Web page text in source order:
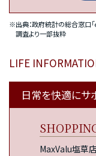
※出典：政府統計の総合窓口「
調査より一部抜粋
LIFE
日常を快適にサ
MaxValu塩草店